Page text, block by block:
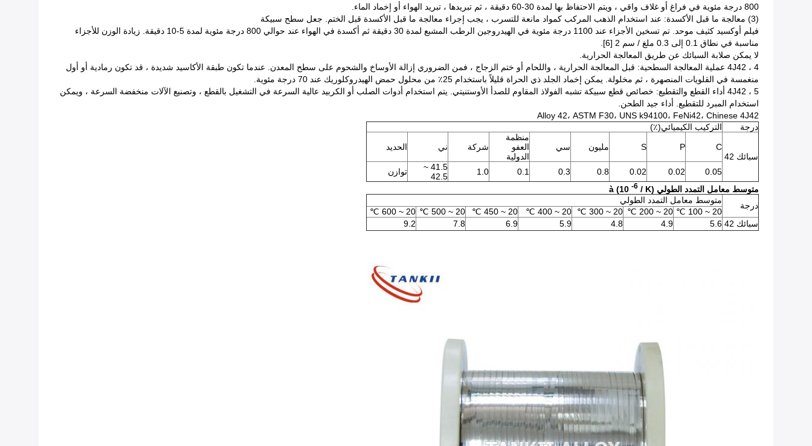
800 درجة مئوية في فراغ أو غلاف واقي ، ويتم الاحتفاظ بها لمدة 30-60 دقيقة ، ثم تبريدها ، تبريد الهواء أو إخماد الماء.
(3) معالجة ما قبل الأكسدة: عند استخدام الذهب المركب كمواد مانعة للتسرب ، يجب إجراء معالجة ما قبل الأكسدة قبل الختم. جعل سطح سبيكة
فيلم أوكسيد كثيف موحد. تم تسخين الأجزاء عند 1100 درجة مئوية في الهيدروجين الرطب المشبع لمدة 30 دقيقة ثم أكسدة في الهواء عند حوالي 800 درجة مئوية لمدة 5-10 دقيقة. زيادة الوزن للأجزاء
مناسبة في نطاق 0.1 إلى 0.3 ملغ / سم 2 [6].
لا يمكن صلابة السبائك عن طريق المعالجة الحرارية.
4 ، 4J42 عملية المعالجة السطحية: قبل المعالجة الحرارية ، واللحام أو ختم الزجاج ، فمن الضروري إزالة الأوساخ والشحوم على سطح المعدن. عندما تكون طبقة الأكاسيد شديدة ، قد تكون رمادية أو أول
منغمسة في القلويات المنصهرة ، ثم مخلولة. يمكن إخماد الجلد ذي الحراة قليلاً باستخدام 25٪ من محلول حمض الهيدروكلوريك عند 70 درجة مئوية.
5 ، 4J42 أداء القطع والتقطيع: خصائص قطع سبيكة تشبه الفولاذ المقاوم للصدأ الأوستنيتي. يتم استخدام أدوات الصلب أو الكربيد عالية السرعة في التشغيل بالقطع ، وتصنيع الآلات منخفضة السرعة ، ويمكن
استخدام المبرد للتقطيع. أداء جيد الطحن.
Alloy 42، ASTM F30، UNS k94100، FeNi42، Chinese 4J42
درجة
التركيب الكيميائي(٪)
سبائك 42
C
P
S مليون سي
منظمة
العفو
الدولية
شركة ني الحديد
0.05
0.02
0.02
0.8
0.3
0.1
1.0
41.5 ~
42.5
توازن
متوسط ​​معامل التمدد الطولي à (10
-6 / K)
درجة
متوسط ​​معامل التمدد الطولي
20 ~ 100 ℃
20 ~ 200 ℃
20 ~ 300 ℃
20 ~ 400 ℃
20 ~ 450 ℃
20 ~ 500 ℃
20 ~ 600 ℃
سبائك 42
5.6
4.9
4.8
5.9
6.9
7.8
9.2